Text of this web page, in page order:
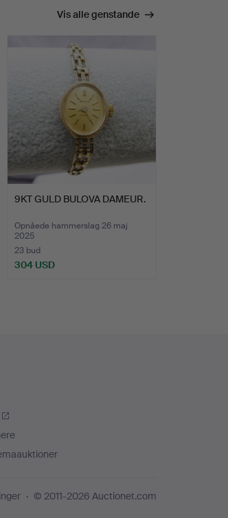
Vis alle genstande
9KT GULD BULOVA DAMEUR.
Opnåede hammerslag 26 maj
2025
23 bud
304 USD
© 2011-2026 Auctionet.com